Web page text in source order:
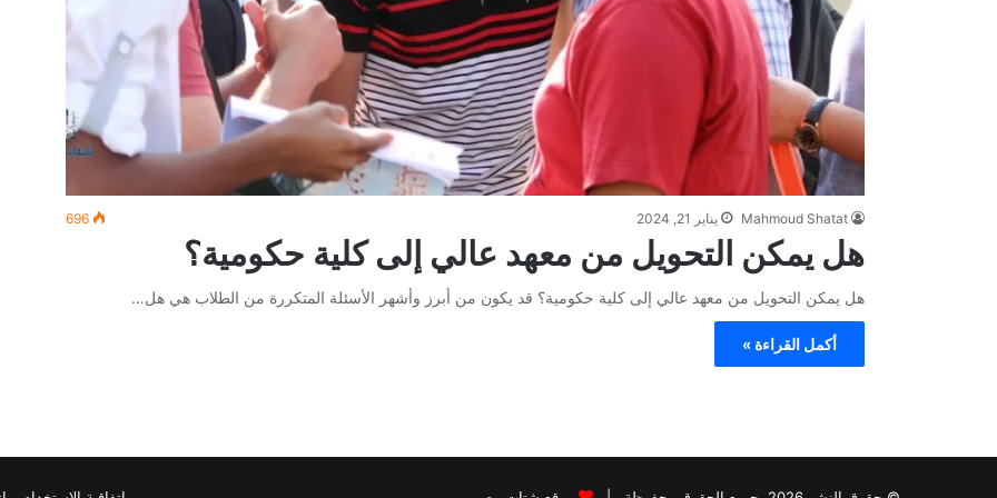
Mahmoud Shatat يناير 21, 2024 696
هل يمكن التحويل من معهد عالي إلى كلية حكومية؟
هل يمكن التحويل من معهد عالي إلى كلية حكومية؟ قد يكون من أبرز وأشهر الأسئلة المتكررة من الطلاب هي هل…
أكمل القراءة »